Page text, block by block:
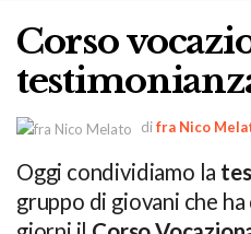
Corso
difra Nico
Oggi condividiamo la
gruppo di giovani che